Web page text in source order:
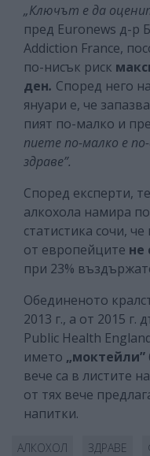
„Ключът е да
пред Euronews д-р
Addiction France,
по-нисък риск
ден. Според него
януари е, че
пият по-малко и
пиете по-малко е
здраве”.
Според експерти,
алкохола намира
статистика сочи,
от европейците не
при 23%
Обединеното
2013 г., а от 2015
Public Health
името „моктейли”
вече са в листите
от тях вече
напитки.
АЛКОХОЛ ЗДРАВЕ